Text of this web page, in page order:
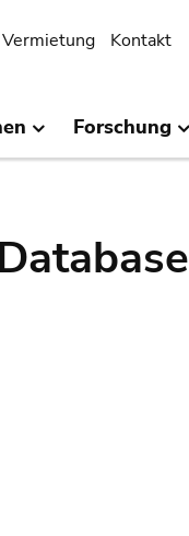
Vermietung Kontakt
Forschung